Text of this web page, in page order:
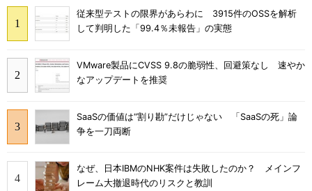
従来型テストの限界があらわに 3915件のOSSを解析
して判明した「99.4％未報告」の実態
VMware製品にCVSS 9.8の脆弱性、回避策なし 速やか
なアップデートを推奨
SaaSの価値は“割り勘”だけじゃない 「SaaSの死」論
争を一刀両断
なぜ、日本IBMのNHK案件は失敗したのか？ メインフ
レーム大撤退時代のリスクと教訓